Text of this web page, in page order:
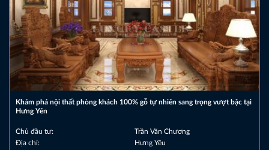
Khám phá nội thất phòng khách 100% gỗ tự nhiên sang trọng vượt bậc tại
Hưng Yên
Chủ đầu tư:
Trần Văn Chương
Địa chỉ:
Hưng Yêu